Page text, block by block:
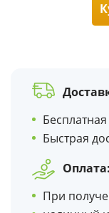
Быстрая
Оплата:
При